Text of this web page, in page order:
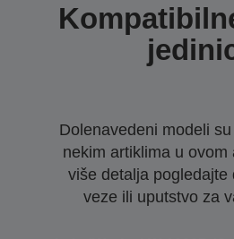
Dolenavedeni modeli
nekim artiklima u ovom
više detalja pogledajte
veze ili uputstvo za